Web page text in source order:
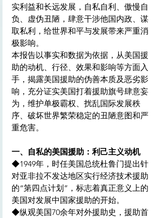
实利益和长远发展，自私自利、傲慢自
负、虚伪丑陋，肆意干涉他国内政、谋
取私利，给世界和平与发展带来严重消
极影响。
本报告以事实和数据为依据，从美国援
助的动机、行径、效果和影响等方面入
手，揭露美国援助的伪善本质及恶劣影
响，充分证实美国打着援助旗号肆意妄
为，维护单极霸权、扰乱国际发展秩
序、破坏世界繁荣稳定的丑陋意图和严
重危害。
一、自私的美国援助：利己主义动机
◆1949年，时任美国总统杜鲁门提出针
对亚非拉不发达地区实行经济技术援助
的“第四点计划”，标志着真正意义上的
美国对发展中国家援助的开始。
◆纵观美国70余年对外援助史，援助首